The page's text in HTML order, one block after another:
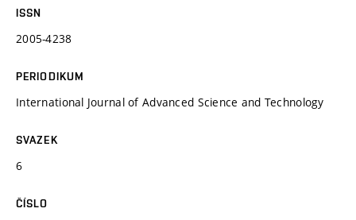
ISSN
2005-4238
PERIODIKUM
International Journal of Advanced Science and Technology
SVAZEK
6
ČÍSLO